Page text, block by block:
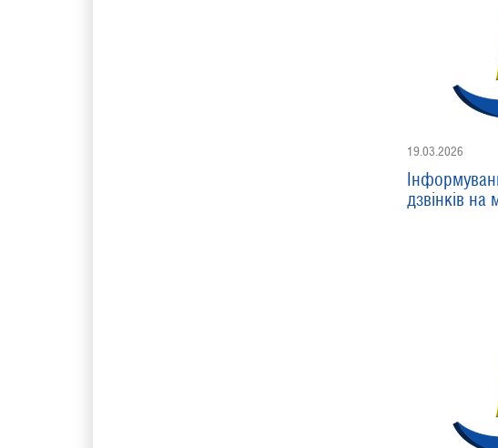
19.03.2026
дзвінків